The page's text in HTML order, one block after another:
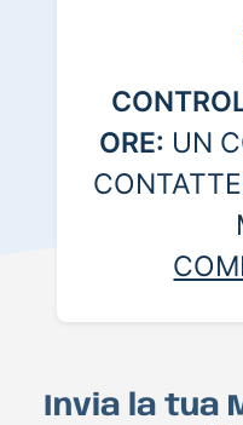
ORE: UN
Invia la tua